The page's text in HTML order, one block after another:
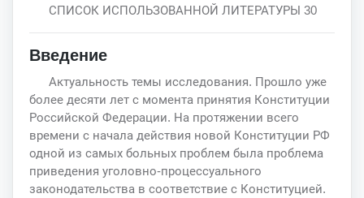
СПИСОК ИСПОЛЬЗОВАННОЙ ЛИТЕРАТУРЫ 30
Введение
Актуальность темы исследования. Прошло уже
более десяти лет с момента принятия Конституции
Российской Федерации. На протяжении всего
времени с начала действия новой Конституции РФ
одной из самых больных проблем была проблема
приведения уголовно-процессуального
законодательства в соответствие с Конституцией.